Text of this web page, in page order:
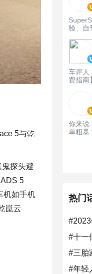
5与乾
探头避
5
机如手机
崑云
验、自
车评人
费指南】
你来说
单粗暴
热门
#十一
#三胎
#年轻